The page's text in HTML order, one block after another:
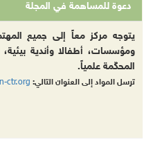
دعوة للمساهمة في المجلة
يتوجه مركز معاً إلى جميع
ومؤسسات، أطفالا وأندية
المحكّمة علمياً.
ترسل المواد إلى العنوان التالي: ctr.org